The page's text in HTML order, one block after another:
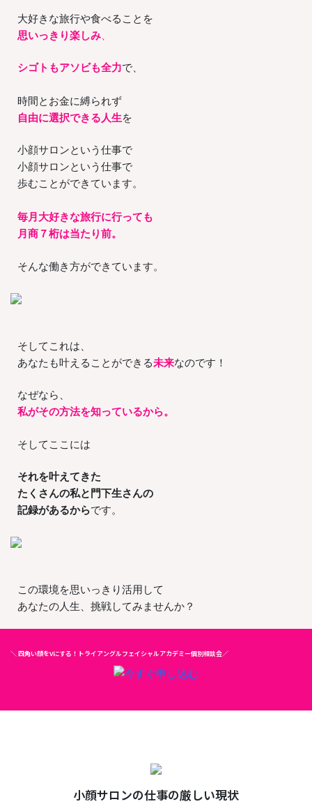
大好きな旅行や食べることを
思いっきり楽しみ
シゴトもアソビも全力で、
時間とお金に縛られず
自由に選択できる人生を
小顔サロンという仕事で
小顔サロンという仕事で
歩むことができています。
毎月大好きな旅行に行っても
月商７桁は当たり前。
そんな働き方ができています。
そしてこれは、
あなたも叶えることができる未来なのです！
なぜなら、
私がその方法を知っているから。
そしてここには
それを叶えてきた
たくさんの私と門下生さんの
記録があるからです。
この環境を思いっきり活用して
あなたの人生、挑戦してみませんか？
＼ 四角い顔をVにする！トライアングルフェイシャルアカデミー個別相談会／
小顔サロンの仕事の厳しい現状